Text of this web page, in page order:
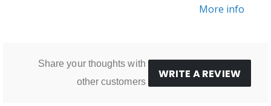
More info
WRITE A REVIEW
Share your thoughts with
other customers